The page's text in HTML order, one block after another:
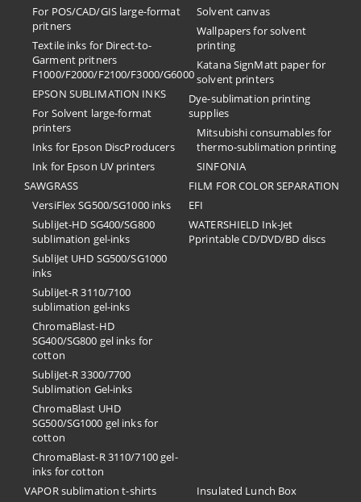
For POS/CAD/GIS large-format
pritners
Textile inks for Direct-to-
Garment pritners
F1000/F2000/F2100/F3000/G6000
EPSON SUBLIMATION INKS
For Solvent large-format
printers
Inks for Epson DiscProducers
Ink for Epson UV printers
SAWGRASS
VersiFlex SG500/SG1000 inks
SubliJet-HD SG400/SG800
sublimation gel-inks
SubliJet UHD SG500/SG1000
inks
SubliJet-R 3110/7100
sublimation gel-inks
ChromaBlast-HD
SG400/SG800 gel inks for
cotton
SubliJet-R 3300/7700
Sublimation Gel-inks
ChromaBlast UHD
SG500/SG1000 gel inks for
cotton
ChromaBlast-R 3110/7100 gel-
inks for cotton
Solvent canvas
Wallpapers for solvent
printing
Katana SignMatt paper for
solvent printers
Dye-sublimation printing
supplies
Mitsubishi consumables for
thermo-sublimation printing
SINFONIA
FILM FOR COLOR SEPARATION
EFI
​WATERSHIELD Ink-Jet
Pprintable CD/DVD/BD discs
VAPOR sublimation t-shirts
Insulated Lunch Box